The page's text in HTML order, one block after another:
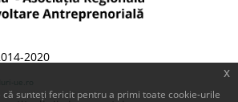
2020
sunteți fericit pentru a primi toate cookie-urile
x